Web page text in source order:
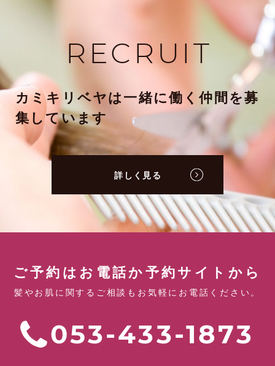
RECRUIT
カミキリベヤは一緒に働く仲間を募
集しています
詳しく見る
ご予約はお電話か予約サイトから
髪やお肌に関するご相談もお気軽にお電話ください。
053-433-1873